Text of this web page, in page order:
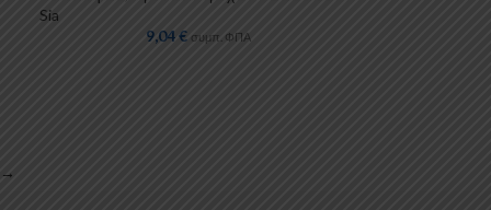
Sia
9,04€ συμπ. ΦΠΑ
→